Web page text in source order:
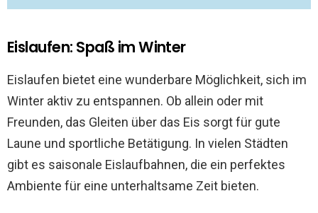
Eislaufen: Spaß im Winter
Eislaufen bietet eine wunderbare Möglichkeit, sich im
Winter aktiv zu entspannen. Ob allein oder mit
Freunden, das Gleiten über das Eis sorgt für gute
Laune und sportliche Betätigung. In vielen Städten
gibt es saisonale Eislaufbahnen, die ein perfektes
Ambiente für eine unterhaltsame Zeit bieten.